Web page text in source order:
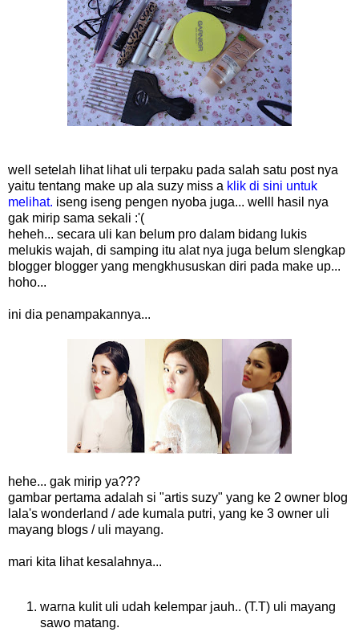
well setelah lihat lihat uli terpaku pada salah satu post nya
yaitu tentang make up ala suzy miss a klik di sini untuk
melihat. iseng iseng pengen nyoba juga... welll hasil nya
gak mirip sama sekali :'(
heheh... secara uli kan belum pro dalam bidang lukis
melukis wajah, di samping itu alat nya juga belum slengkap
blogger blogger yang mengkhususkan diri pada make up...
hoho...
ini dia penampakannya...
hehe... gak mirip ya???
gambar pertama adalah si "artis suzy" yang ke 2 owner blog
lala's wonderland / ade kumala putri, yang ke 3 owner uli
mayang blogs / uli mayang.
mari kita lihat kesalahnya...
warna kulit uli udah kelempar jauh.. (T.T) uli mayang
sawo matang.